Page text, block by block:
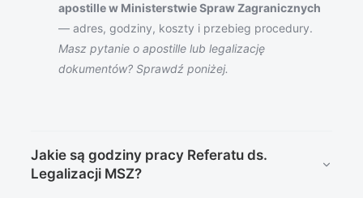
apostille w Ministerstwie Spraw Zagranicznych
— adres, godziny, koszty i przebieg procedury.
Masz pytanie o apostille lub legalizację
dokumentów? Sprawdź poniżej.
Jakie są godziny pracy Referatu ds.
Legalizacji MSZ?